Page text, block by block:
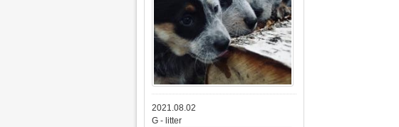
2021.08.02
G - litter